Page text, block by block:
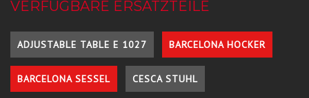
VERFÜGBARE ERSATZTEILE
ADJUSTABLE TABLE E 1027 BARCELONA HOCKER
BARCELONA SESSEL CESCA STUHL